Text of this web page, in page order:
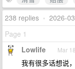
238 replies • 2026-
Page 1
Lowlife Mar
我有很多话想说